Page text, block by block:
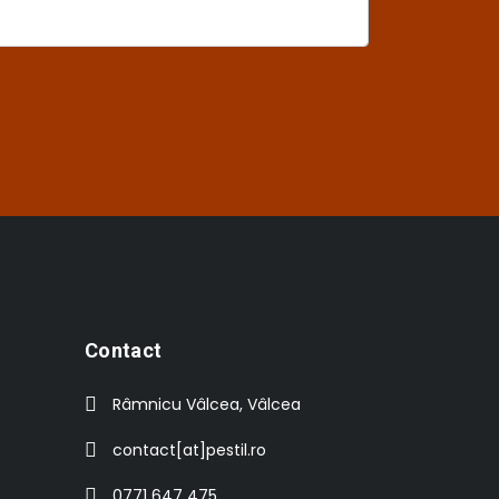
Contact
Râmnicu Vâlcea, Vâlcea
contact[at]pestil.ro